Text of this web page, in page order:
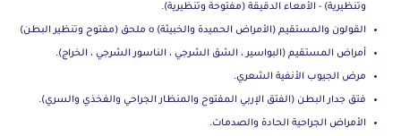
وتنظيرية) - الأمعاء الدقيقة (مفتوحة وتنظيرية).
القولون والمستقيم (الأمراض الحميدة والخبيثة) o ملحق (مفتوح وتنظير البطن)
أمراض المستقيم (البواسير ، الشق الشرجي ، الناسور الشرجي ، الخراج).
مرض الجيوب الأنفية الشعري.
فتق جدار البطن (الفتق الإربي المفتوح والمنظار الجراحي والفخذي والسري).
الأمراض الجراحية الحادة والصدمات.